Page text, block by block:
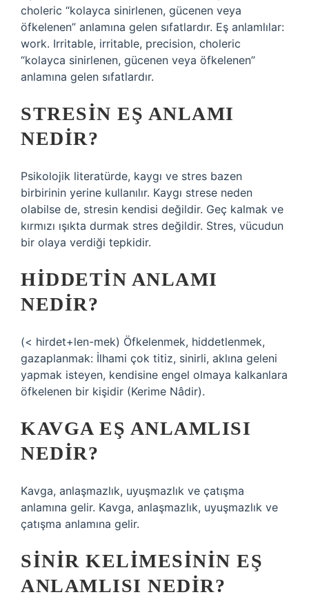
choleric “kolayca sinirlenen, gücenen veya
öfkelenen” anlamına gelen sıfatlardır. Eş anlamlılar:
work. Irritable, irritable, precision, choleric
“kolayca sinirlenen, gücenen veya öfkelenen”
anlamına gelen sıfatlardır.
STRESIN EŞ ANLAMI
NEDIR?
Psikolojik literatürde, kaygı ve stres bazen
birbirinin yerine kullanılır. Kaygı strese neden
olabilse de, stresin kendisi değildir. Geç kalmak ve
kırmızı ışıkta durmak stres değildir. Stres, vücudun
bir olaya verdiği tepkidir.
HIDDETIN ANLAMI
NEDIR?
(< hirdet+len-mek) Öfkelenmek, hiddetlenmek,
gazaplanmak: İlhami çok titiz, sinirli, aklına geleni
yapmak isteyen, kendisine engel olmaya kalkanlara
öfkelenen bir kişidir (Kerime Nâdir).
KAVGA EŞ ANLAMLISI
NEDIR?
Kavga, anlaşmazlık, uyuşmazlık ve çatışma
anlamına gelir. Kavga, anlaşmazlık, uyuşmazlık ve
çatışma anlamına gelir.
SINIR KELIMESININ EŞ
ANLAMLISI NEDIR?